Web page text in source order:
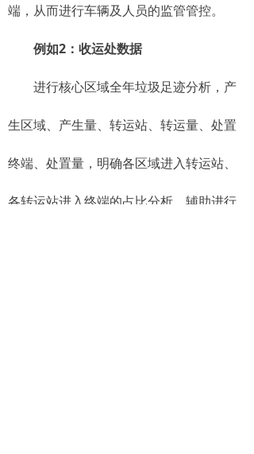
端，从而进行车辆及人员的监管管控。
例如2：收运处数据
进行核心区域全年垃圾足迹分析，产
生区域、产生量、转运站、转运量、处置
终端、处置量，明确各区域进入转运站、
各转运站进入终端的占比分析，辅助进行